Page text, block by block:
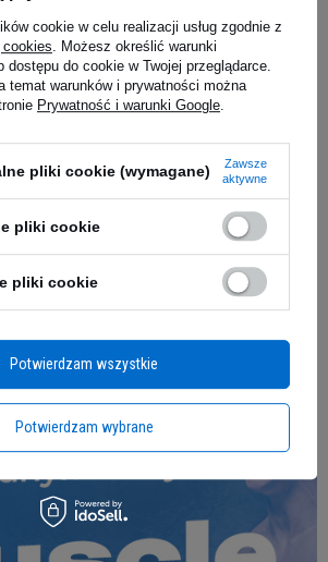
cookie w celu realizacji usług zgodnie z
. Możesz określić warunki
dostępu do cookie w Twojej przeglądarce.
temat warunków i prywatności można
Prywatność i warunki Google
pliki cookie (wymagane)
Zawsze
aktywne
pliki cookie
pliki cookie
Potwierdzam wybrane
Potwierdzam wszystkie